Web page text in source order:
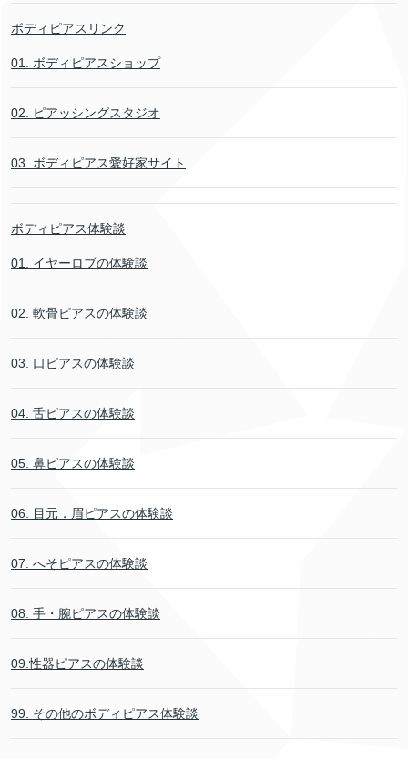
ボディピアスリンク
01. ボディピアスショップ
02. ピアッシングスタジオ
03. ボディピアス愛好家サイト
ボディピアス体験談
01. イヤーロブの体験談
02. 軟骨ピアスの体験談
03. 口ピアスの体験談
04. 舌ピアスの体験談
05. 鼻ピアスの体験談
06. 目元．眉ピアスの体験談
07. へそピアスの体験談
08. 手・腕ピアスの体験談
09.性器ピアスの体験談
99. その他のボディピアス体験談